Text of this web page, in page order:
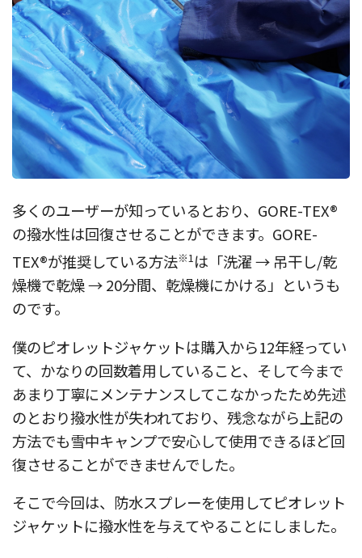
多くのユーザーが知っているとおり、GORE-TEX®
の撥水性は回復させることができます。GORE-
TEX®が推奨している方法※1は「洗濯 → 吊干し/乾
燥機で乾燥 → 20分間、乾燥機にかける」というも
のです。
僕のピオレットジャケットは購入から12年経ってい
て、かなりの回数着用していること、そして今まで
あまり丁寧にメンテナンスしてこなかったため先述
のとおり撥水性が失われており、残念ながら上記の
方法でも雪中キャンプで安心して使用できるほど回
復させることができませんでした。
そこで今回は、防水スプレーを使用してピオレット
ジャケットに撥水性を与えてやることにしました。